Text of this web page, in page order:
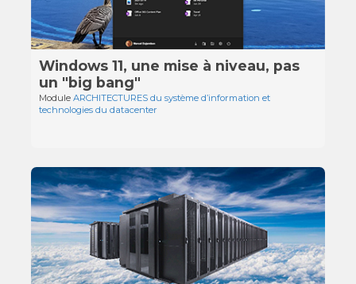
Windows 11, une mise à niveau, pas
un "big bang"
ModuleARCHITECTURES du système d’information et
technologies du datacenter